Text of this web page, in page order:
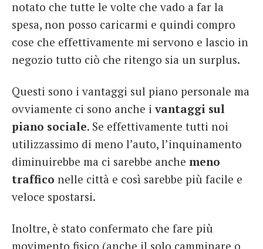
notato che tutte le volte che vado a far la
spesa, non posso caricarmi e quindi compro
cose che effettivamente mi servono e lascio in
negozio tutto ciò che ritengo sia un surplus.
Questi sono i vantaggi sul piano personale ma
ovviamente ci sono anche ivantaggi sul
piano sociale. Se effettivamente tutti noi
utilizzassimo di meno l’auto, l’inquinamento
diminuirebbe ma ci sarebbe anche meno
traffico nelle città e così sarebbe più facile e
veloce spostarsi.
Inoltre, è stato confermato che fare più
movimento fisico (anche il solo camminare o